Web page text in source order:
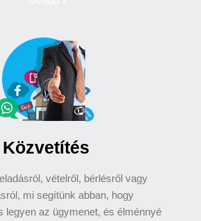
Közvetítés
vételről, bérlésről vagy
mi segítünk abban, hogy
legyen az ügymenet, és élménnyé